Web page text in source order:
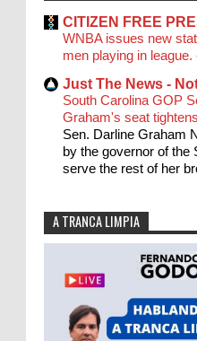
CITIZEN FREE
WNBA issues new
men playing in league.
Just The News -
South Carolina GOP
Graham's seat
Sen. Darline Graham
by the governor of the
serve the rest of her
A TRANCA LIMPIA